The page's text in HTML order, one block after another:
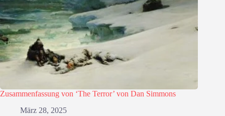
Zusammenfassung von ‘The Terror’ von Dan Simmons
März 28, 2025